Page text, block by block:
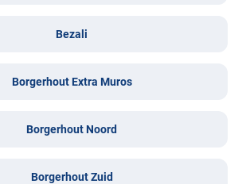
Bezali
Borgerhout Extra Muros
Borgerhout Noord
Borgerhout Zuid